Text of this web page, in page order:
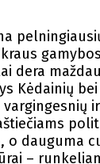
dera
Kėdainių
o dauguma
–